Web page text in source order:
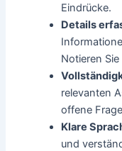
Eindrücke.
Details
Notieren
relevanten
offene
Klare
und